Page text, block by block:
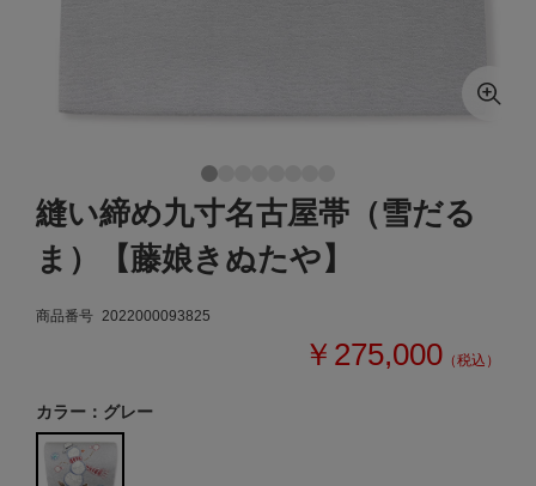
縫い締め九寸名古屋帯（雪だる
ま）【藤娘きぬたや】
商品番号 2022000093825
￥275,000 （税込）
カラー：グレー